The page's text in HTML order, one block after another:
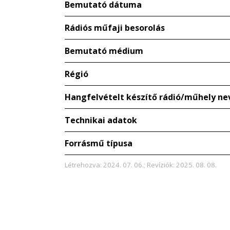
Bemutató dátuma
Rádiós műfaji besorolás
Bemutató médium
Régió
Hangfelvételt készítő rádió/műhely
Technikai adatok
Forrásmű típusa
Létrehozva: 2024. 07. 06.; Revíziók: 2025. 08. 08.